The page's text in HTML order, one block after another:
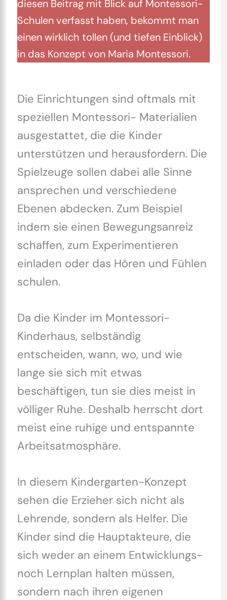
diesen Beitrag mit Blick auf Montessori-
Schulen verfasst haben, bekommt man
einen wirklich tollen (und tiefen Einblick)
in das Konzept von Maria Montessori.
Die Einrichtungen sind oftmals mit
speziellen Montessori- Materialien
ausgestattet, die die Kinder
unterstützen und herausfordern. Die
Spielzeuge sollen dabei alle Sinne
ansprechen und verschiedene
Ebenen abdecken. Zum Beispiel
indem sie einen Bewegungsanreiz
schaffen, zum Experimentieren
einladen oder das Hören und Fühlen
schulen.
Da die Kinder im Montessori-
Kinderhaus, selbständig
entscheiden, wann, wo, und wie
lange sie sich mit etwas
beschäftigen, tun sie dies meist in
völliger Ruhe. Deshalb herrscht dort
meist eine ruhige und entspannte
Arbeitsatmosphäre.
In diesem Kindergarten-Konzept
sehen die Erzieher sich nicht als
Lehrende, sondern als Helfer. Die
Kinder sind die Hauptakteure, die
sich weder an einem Entwicklungs-
noch Lernplan halten müssen,
sondern nach ihren eigenen